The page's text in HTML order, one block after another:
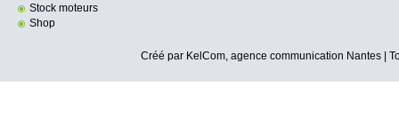
Stock moteurs
Shop
Créé par KelCom, agence communication Nantes |